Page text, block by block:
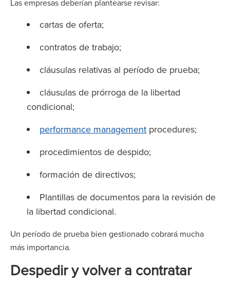
Las empresas deberían plantearse revisar:
cartas de oferta;
contratos de trabajo;
cláusulas relativas al período de prueba;
cláusulas de prórroga de la libertad
condicional;
performance management procedures;
procedimientos de despido;
formación de directivos;
Plantillas de documentos para la revisión de
la libertad condicional.
Un período de prueba bien gestionado cobrará mucha
más importancia.
Despedir y volver a contratar